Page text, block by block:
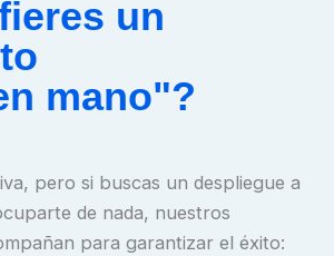
un
mano"?
pero si buscas un despliegue a
de nada, nuestros
para garantizar el éxito: